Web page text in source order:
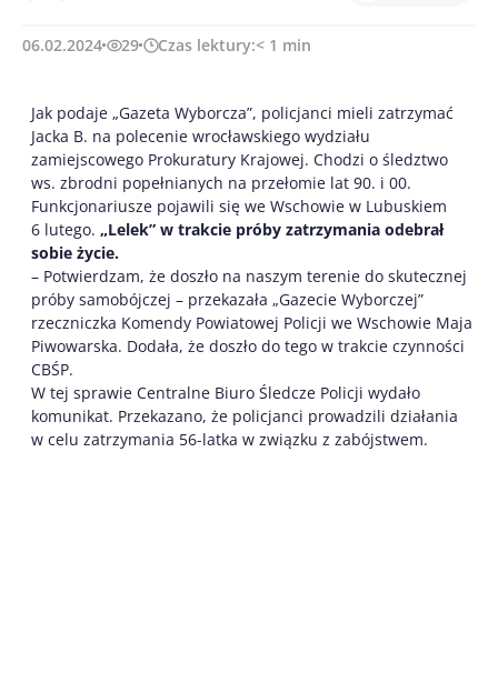
06.02.2024 29 Czas lektury:< 1 min
Jak podaje „Gazeta Wyborcza”, policjanci mieli zatrzymać
Jacka B. na polecenie wrocławskiego wydziału
zamiejscowego Prokuratury Krajowej. Chodzi o śledztwo
ws. zbrodni popełnianych na przełomie lat 90. i 00.
Funkcjonariusze pojawili się we Wschowie w Lubuskiem
6 lutego. „Lelek” w trakcie próby zatrzymania odebrał
sobie życie.
– Potwierdzam, że doszło na naszym terenie do skutecznej
próby samobójczej – przekazała „Gazecie Wyborczej”
rzeczniczka Komendy Powiatowej Policji we Wschowie Maja
Piwowarska. Dodała, że doszło do tego w trakcie czynności
CBŚP.
W tej sprawie Centralne Biuro Śledcze Policji wydało
komunikat. Przekazano, że policjanci prowadzili działania
w celu zatrzymania 56-latka w związku z zabójstwem.